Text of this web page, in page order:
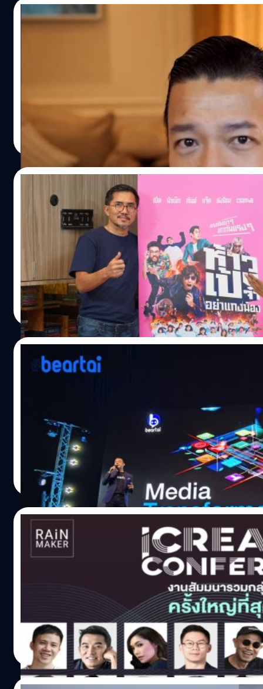
30/04/2021
หนุ่ย พงศ์สุข เผยครีเอเตอร์จะอยู่รอดได้อย่า
ก็จบไปแล้วสำหรับงาน AP Thailand and SEAC Present
ความคิดสร้างสรรค์และเปิดรับการเรียนรู้อยู่เสมอ โดยปีนี้ม
Entrepreneurship และ People วันนี้แบไต๋ ขอนำเสนอ เซ
ทีมคอนเทนต์ BT | 1924 days ago
Read More
‘หนุ่ย พงศ์สุข’ คุยห้าวเป้งกับ ‘เปิ้ล นาคร และ
ในโอกาสที่ภาพยนตร์อภิมหาแห่งการแกง อย่าง 'ห้าวเป้งจ๋
เปิ้ลเรียกว่าเป็น 'ออร์แกนิก มูฟวี่' กับการถ่ายทำบันทึกเรื่อง
กันไหมว่า เขาวางแผนถ่ายทำกันอย่างไร? เก็บภาพ บันทึกเ
ได้ตลอดเวลา รวมถึงคำถามที่ว่า ทำไมพวกเขาต้องกลับม
หนังเรื่องนี้ เพื่อที่จะเป็นการขึ้นทศวรรษใหม่ของวงการการแ
ประภาส อยู่เย็น| 1968 days ago
Read More
23/08/2020
สรุปไฮไลต์ We Will Survive !! เราต้องรอด
หมายเหตุ: บทความนี้เป็นสรุปไฮไลท์จาก Session: We
Transformation การเปลี่ยนผ่านจากสื่อเดิม สู่สื่อออนไลน์
ผลิตรายการของตัวเองส่งให้ช่องทีวี แต่ก็เจอการ
เนื่องจากขาดทุน ก็เลยปรับตัวด้วยการลดสเกลงานให้เล็ก
กรภิภัฏ อธิศอัษฎา | 2175 days ago
Read More
18/08/2020
นักสร้างสรรค์เนื้อหาห้ามพลาด iCreator
เตรียมพบกับงานสัมมนา Content Creator ครั้งใหญ่ที่สุดใน
ตำนาน ที่ไม่ว่าเวลาจะผ่านไปแค่ไหน พวกเขาก็พร้อมจะปรั
เว็บอย่าง Mango Zero, RAiNMaker, Parents One,
ทำเนื้อหาสู่โลกออนไลน์อย่างสม่ำเสมอ และมีการ Live ท
ทีมคอนเทนต์ BT | 2179 days ago
Read More